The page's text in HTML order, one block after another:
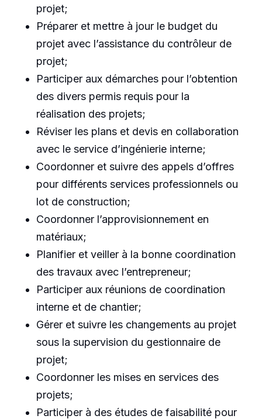
projet;
Préparer et mettre à jour le budget du
projet avec l’assistance du contrôleur de
projet;
Participer aux démarches pour l’obtention
des divers permis requis pour la
réalisation des projets;
Réviser les plans et devis en collaboration
avec le service d’ingénierie interne;
Coordonner et suivre des appels d’offres
pour différents services professionnels ou
lot de construction;
Coordonner l’approvisionnement en
matériaux;
Planifier et veiller à la bonne coordination
des travaux avec l’entrepreneur;
Participer aux réunions de coordination
interne et de chantier;
Gérer et suivre les changements au projet
sous la supervision du gestionnaire de
projet;
Coordonner les mises en services des
projets;
Participer à des études de faisabilité pour